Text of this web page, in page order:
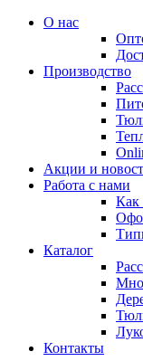
О нас
Производство
Акции и
Работа с нами
Как
Каталог
Контакты